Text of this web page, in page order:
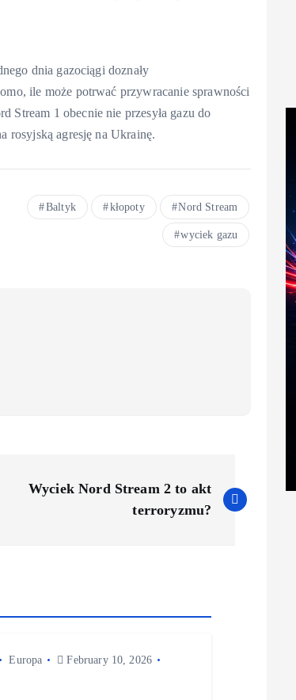
dnia gazociągi doznały
ile może potrwać przywracanie sprawności
Stream 1 obecnie nie przesyła gazu do
rosyjską agresję na Ukrainę.
Baltyk kłopoty Nord Stream
wyciek gazu
Wyciek Nord Stream 2 to akt
terroryzmu?
Europa
February 10, 2026